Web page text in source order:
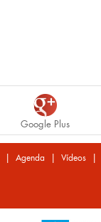
Google Plus
| Agenda | Vídeos |